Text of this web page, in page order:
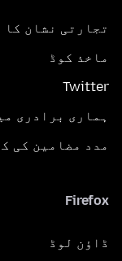
تجارتی نشان
ماخذ کوڈ
Twitter
ہماری برادری
مدد مضامین کی
Firefox
ڈاؤن لوڈ